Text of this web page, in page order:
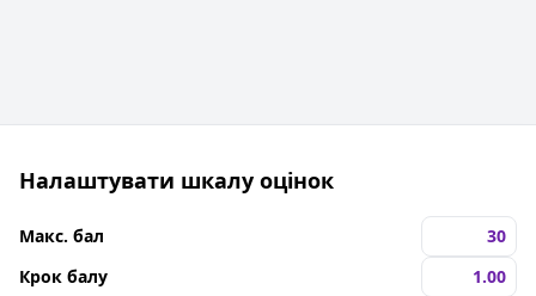
Налаштувати шкалу оцінок
Макс. бал
Крок балу